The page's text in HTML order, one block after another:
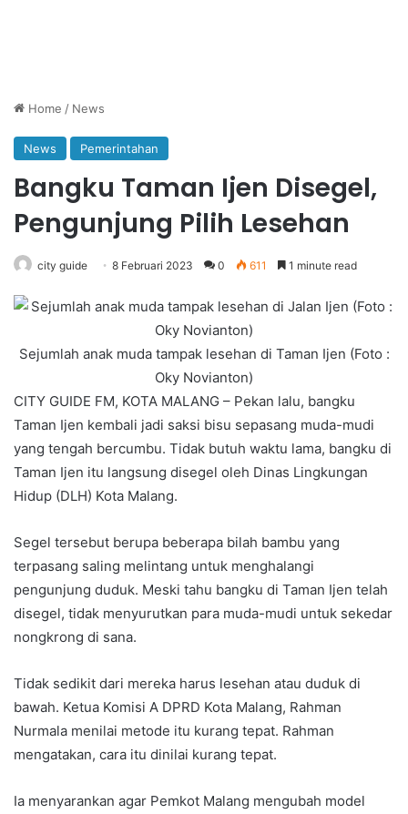
Home / News
News Pemerintahan
Bangku Taman Ijen Disegel,
Pengunjung Pilih Lesehan
city guide 8 Februari 2023 0 611 1 minute read
Sejumlah anak muda tampak lesehan di Taman Ijen (Foto :
Oky Novianton)
CITY GUIDE FM, KOTA MALANG – Pekan lalu, bangku
Taman Ijen kembali jadi saksi bisu sepasang muda-mudi
yang tengah bercumbu. Tidak butuh waktu lama, bangku di
Taman Ijen itu langsung disegel oleh Dinas Lingkungan
Hidup (DLH) Kota Malang.
Segel tersebut berupa beberapa bilah bambu yang
terpasang saling melintang untuk menghalangi
pengunjung duduk. Meski tahu bangku di Taman Ijen telah
disegel, tidak menyurutkan para muda-mudi untuk sekedar
nongkrong di sana.
Tidak sedikit dari mereka harus lesehan atau duduk di
bawah. Ketua Komisi A DPRD Kota Malang, Rahman
Nurmala menilai metode itu kurang tepat. Rahman
mengatakan, cara itu dinilai kurang tepat.
Ia menyarankan agar Pemkot Malang mengubah model